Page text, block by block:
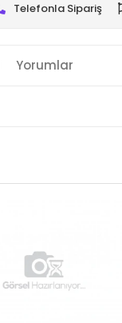
Telefonla Sipariş
Yorumlar